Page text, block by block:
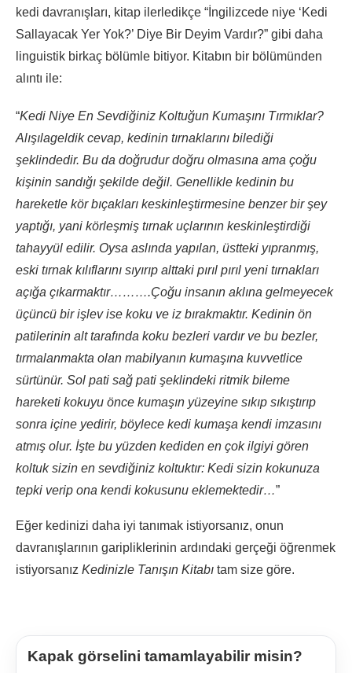
kedi davranışları, kitap ilerledikçe “İngilizcede niye ‘Kedi
Sallayacak Yer Yok?’ Diye Bir Deyim Vardır?” gibi daha
linguistik birkaç bölümle bitiyor. Kitabın bir bölümünden
alıntı ile:
“Kedi Niye En Sevdiğiniz Koltuğun Kumaşını Tırmıklar?
Alışılageldik cevap, kedinin tırnaklarını bilediği
şeklindedir. Bu da doğrudur doğru olmasına ama çoğu
kişinin sandığı şekilde değil. Genellikle kedinin bu
hareketle kör bıçakları keskinleştirmesine benzer bir şey
yaptığı, yani körleşmiş tırnak uçlarının keskinleştirdiği
tahayyül edilir. Oysa aslında yapılan, üstteki yıpranmış,
eski tırnak kılıflarını sıyırıp alttaki pırıl pırıl yeni tırnakları
açığa çıkarmaktır……….Çoğu insanın aklına gelmeyecek
üçüncü bir işlev ise koku ve iz bırakmaktır. Kedinin ön
patilerinin alt tarafında koku bezleri vardır ve bu bezler,
tırmalanmakta olan mabilyanın kumaşına kuvvetlice
sürtünür. Sol pati sağ pati şeklindeki ritmik bileme
hareketi kokuyu önce kumaşın yüzeyine sıkıp sıkıştırıp
sonra içine yedirir, böylece kedi kumaşa kendi imzasını
atmış olur. İşte bu yüzden kediden en çok ilgiyi gören
koltuk sizin en sevdiğiniz koltuktır: Kedi sizin kokunuza
tepki verip ona kendi kokusunu eklemektedir…”
Eğer kedinizi daha iyi tanımak istiyorsanız, onun
davranışlarının garipliklerinin ardındaki gerçeği öğrenmek
istiyorsanız Kedinizle Tanışın Kitabı tam size göre.
Kapak görselini tamamlayabilir misin?